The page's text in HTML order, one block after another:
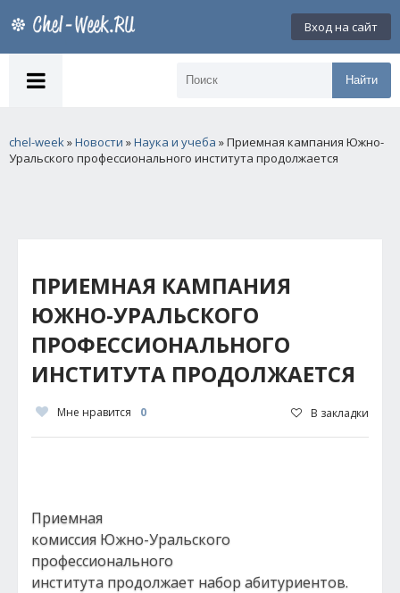
Вход на сайт
Найти
chel-week»Новости »Наука и учеба » Приемная кампания Южно-
Уральского профессионального института продолжается
ПРИЕМНАЯ КАМПАНИЯ
ЮЖНО-УРАЛЬСКОГО
ПРОФЕССИОНАЛЬНОГО
ИНСТИТУТА ПРОДОЛЖАЕТСЯ
Мне нравится 0 В закладки
Приемная
комиссия Южно-Уральского
профессионального
института продолжает набор абитуриентов.